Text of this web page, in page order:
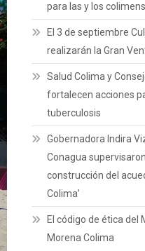
para las y los
El 3 de septiembre
realizarán la Gran
Salud Colima y
fortalecen acciones
tuberculosis
Gobernadora Indira
Conagua
construcción del
Colima’
El código de ética del
Morena Colima